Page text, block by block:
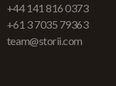
+44 141 816 0373
+61 3 7035 79363
team@storii.com